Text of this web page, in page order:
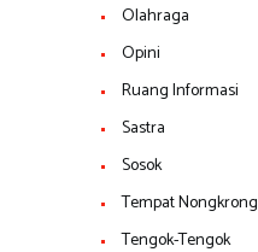
Olahraga
Opini
Ruang Informasi
Sastra
Sosok
Tempat Nongkrong
Tengok-Tengok